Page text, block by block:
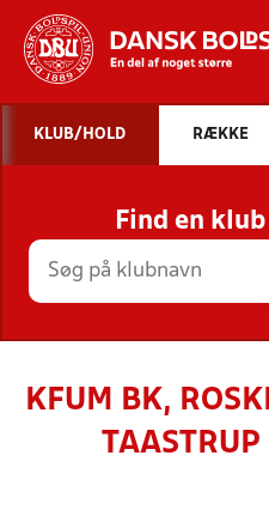
STILLINGER,
KLUB/HOLD RÆKKE
Find en
KFUM BK,